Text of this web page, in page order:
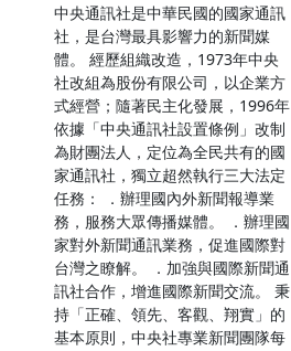
中央通訊社是中華民國的國家通訊
社，是台灣最具影響力的新聞媒
體。 經歷組織改造，1973年中央
社改組為股份有限公司，以企業方
式經營；隨著民主化發展，1996年
依據「中央通訊社設置條例」改制
為財團法人，定位為全民共有的國
家通訊社，獨立超然執行三大法定
任務： ．辦理國內外新聞報導業
務，服務大眾傳播媒體。 ．辦理國
家對外新聞通訊業務，促進國際對
台灣之瞭解。 ．加強與國際新聞通
訊社合作，增進國際新聞交流。 秉
持「正確、領先、客觀、翔實」的
基本原則，中央社專業新聞團隊每